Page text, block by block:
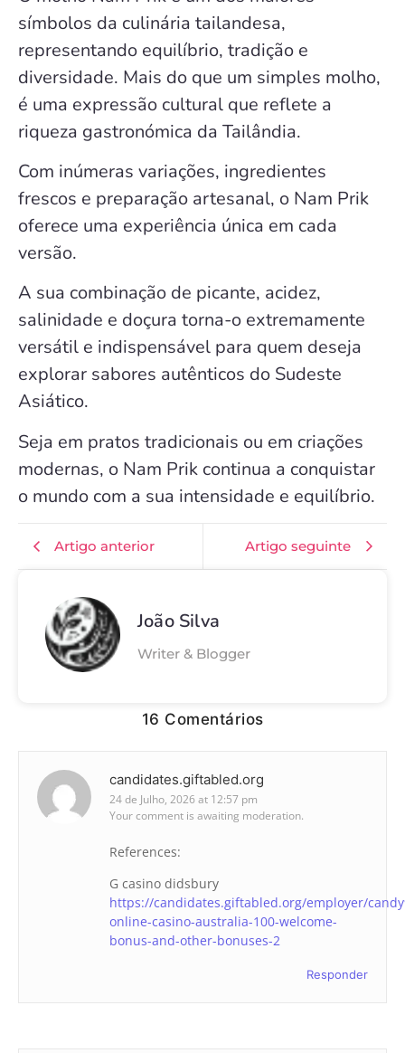
símbolos da culinária tailandesa,
representando equilíbrio, tradição e
diversidade. Mais do que um simples molho,
é uma expressão cultural que reflete a
riqueza gastronómica da Tailândia.
Com inúmeras variações, ingredientes
frescos e preparação artesanal, o Nam Prik
oferece uma experiência única em cada
versão.
A sua combinação de picante, acidez,
salinidade e doçura torna-o extremamente
versátil e indispensável para quem deseja
explorar sabores autênticos do Sudeste
Asiático.
Seja em pratos tradicionais ou em criações
modernas, o Nam Prik continua a conquistar
o mundo com a sua intensidade e equilíbrio.
Artigo anterior Artigo seguinte
João Silva
Writer & Blogger
16 Comentários
candidates.giftabled.org
24 de Julho, 2026 at 12:57 pm
Your comment is awaiting moderation.
References:
G casino didsbury
https://candidates.giftabled.org/employer/
online-casino-australia-100-welcome-
bonus-and-other-bonuses-2
Responder